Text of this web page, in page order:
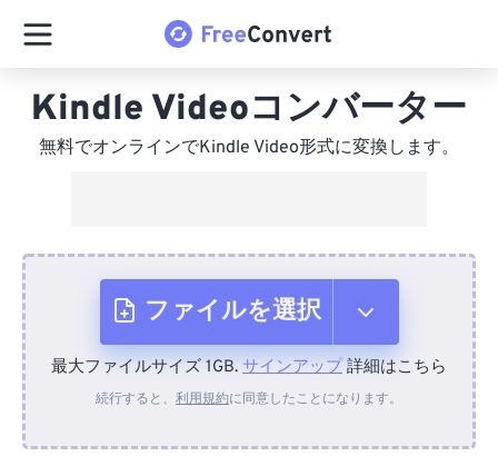
Kindle Videoコンバーター
無料でオンラインでKindle Video形式に変換します。
ファイルを選択
デバイスから
最大ファイルサイズ 1GB. サインアップ詳細はこちら
続行すると、 利用規約に同意したことになります。